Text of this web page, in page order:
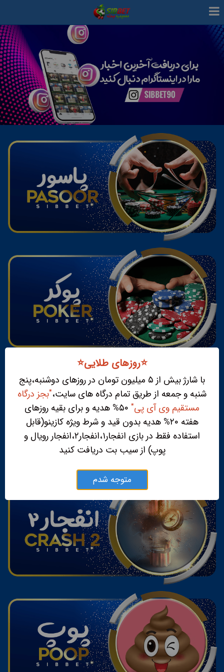
⭐️روزهای طلایی⭐️
با شارژ بیش از ۵ میلیون تومان در روزهای دوشنبه،پنج
شنبه و جمعه از طریق تمام درگاه های سایت،"بجز درگاه
مستقیم وی آی پی"
۵۰% هدیه و برای بقیه روزهای
هفته ۲۰% هدیه بدون قید و شرط ویژه کازینو(قابل
استفاده فقط در بازی انفجار۱،انفجار۲،انفجار رویال و
پوپ) از سیب بت دریافت کنید
متوجه شدم